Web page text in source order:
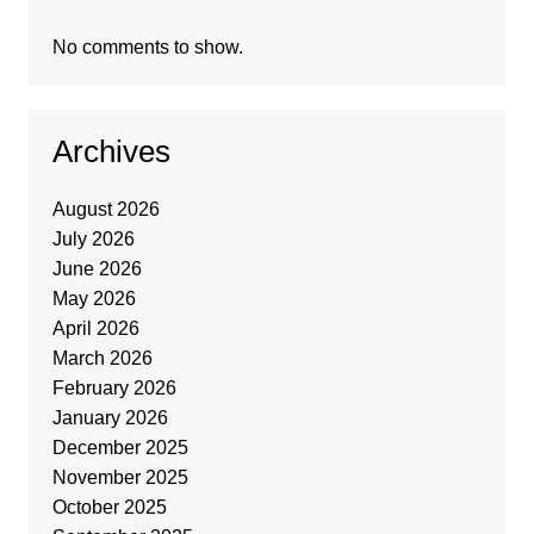
No comments to show.
Archives
August 2026
July 2026
June 2026
May 2026
April 2026
March 2026
February 2026
January 2026
December 2025
November 2025
October 2025